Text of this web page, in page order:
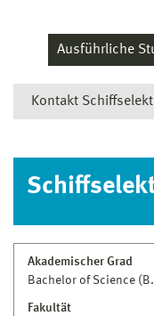
Ausführliche
Kontakt
Jens Borchhardt
Wissenschaftlicher
Haus 2 · Raum 2309
03841 753–4527
Akademischer Grad
Bachelor of Science
Fakultät